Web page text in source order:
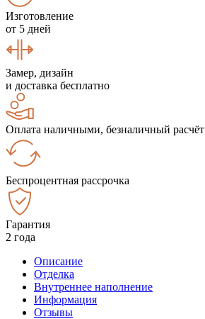
Изготовление
от 5 дней
Замер, дизайн
и доставка бесплатно
Оплата наличными, безналичный расчёт
Беспроцентная рассрочка
Гарантия
2 года
Описание
Отделка
Внутреннее наполнение
Информация
Отзывы